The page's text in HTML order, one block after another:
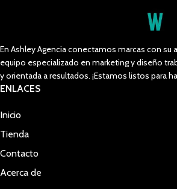
En Ashley Agencia conectamos marcas con
equipo especializado en marketing y diseño
y orientada a resultados. ¡Estamos listos para
ENLACES
Inicio
Tienda
Contacto
Acerca de